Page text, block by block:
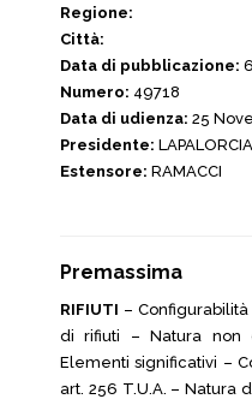
Regione:
Città:
Data di pubblicazione:
Numero: 49718
Data di udienza: 25
Presidente: LAPALORCIA
Estensore: RAMACCI
Premassima
RIFIUTI –
di rifiuti – Natura non
Elementi significativi –
art. 256 T.U.A. – Natura